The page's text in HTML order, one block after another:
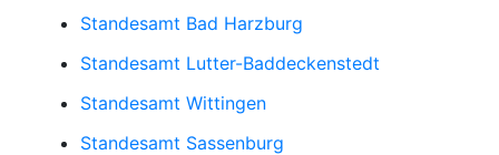
Standesamt Bad Harzburg
Standesamt Lutter-Baddeckenstedt
Standesamt Wittingen
Standesamt Sassenburg